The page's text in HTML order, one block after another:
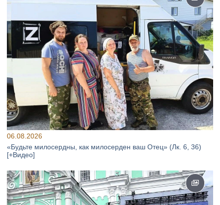
06.08.2026
«Будьте милосердны, как милосерден ваш Отец» (Лк. 6, 36)
[+Видео]